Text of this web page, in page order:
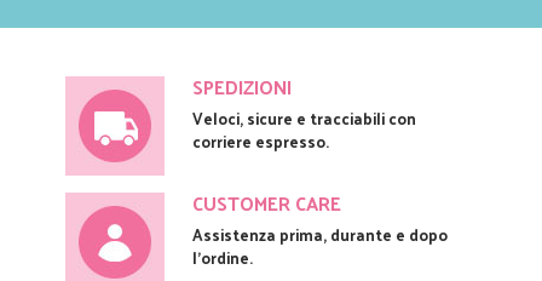
SPEDIZIONI
Veloci, sicure e tracciabili con
corriere espresso.
CUSTOMER CARE
Assistenza prima, durante e dopo
l'ordine.